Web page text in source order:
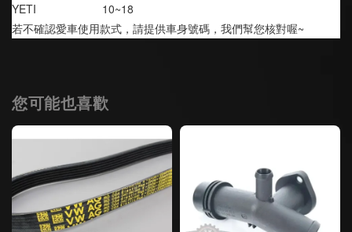
YETI                     10~18
若不確認愛車使用款式，請提供車身號碼，我們幫您核對喔~
您可能也喜歡